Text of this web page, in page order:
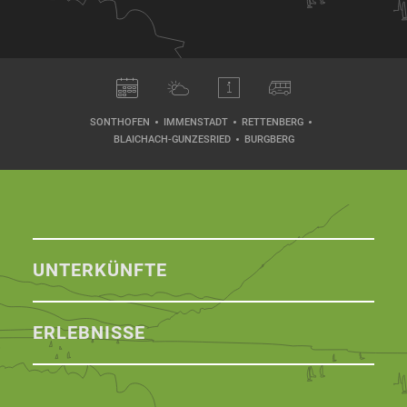
SONTHOFEN IMMENSTADT
RETTENBERG
BLAICHACH-GUNZESRIED
BURGBERG
UNTERKÜNFTE
ERLEBNISSE